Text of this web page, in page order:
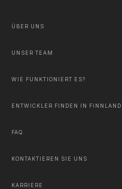
ÜBER UNS
UNSER TEAM
WIE FUNKTIONIERT ES?
ENTWICKLER FINDEN IN FINNLAND
FAQ
KONTAKTIEREN SIE UNS
KARRIERE